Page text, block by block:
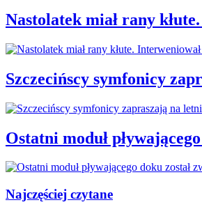
Nastolatek miał rany
Szczecińscy symfonicy
Ostatni moduł
Najczęściej czytane